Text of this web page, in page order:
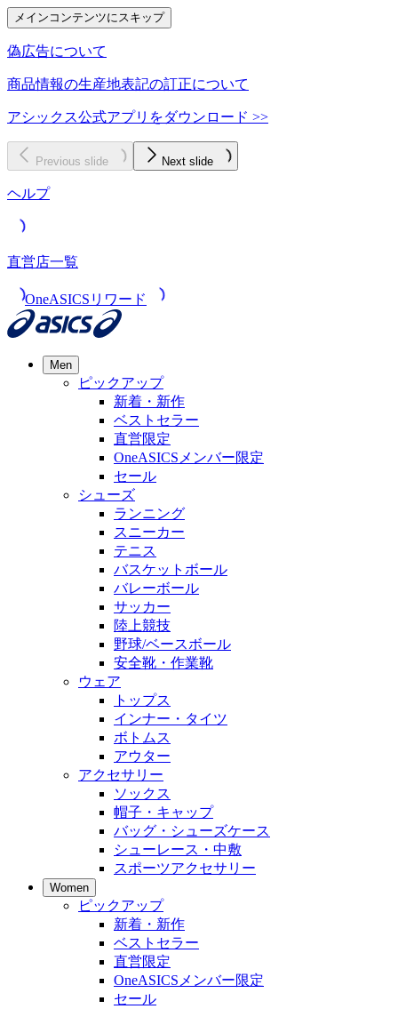
メインコンテンツにスキップ
偽広告について
商品情報の生産地表記の訂正について
アシックス公式アプリをダウンロード >>
Previous slide Next slide
ヘルプ
直営店一覧
OneASICSリワード
Men
ピックアップ
新着・新作
ベストセラー
直営限定
OneASICSメンバー限定
セール
シューズ
ランニング
スニーカー
テニス
バスケットボール
バレーボール
サッカー
陸上競技
野球/ベースボール
安全靴・作業靴
ウェア
トップス
インナー・タイツ
ボトムス
アウター
アクセサリー
ソックス
帽子・キャップ
バッグ・シューズケース
シューレース・中敷
スポーツアクセサリー
Women
ピックアップ
新着・新作
ベストセラー
直営限定
OneASICSメンバー限定
セール